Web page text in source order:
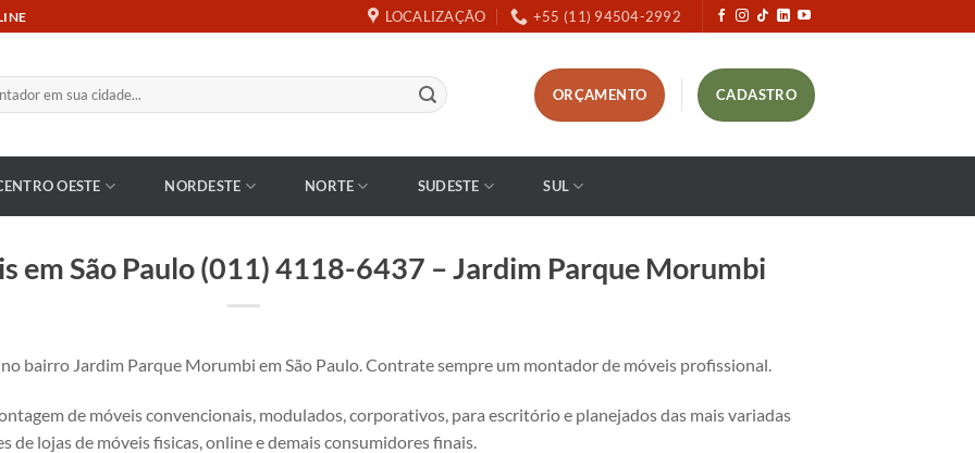
LOCALIZAÇÃO +55 (11) 94504-2992
ORÇAMENTO CADASTRO
OESTE NORDESTE NORTE SUDESTE SUL
em São Paulo (011) 4118-6437 – Jardim Parque Morumbi
bairro Jardim Parque Morumbi em São Paulo. Contrate sempre um montador de móveis profissional.
de móveis convencionais, modulados, corporativos, para escritório e planejados das mais variadas
de lojas de móveis fisicas, online e demais consumidores finais.